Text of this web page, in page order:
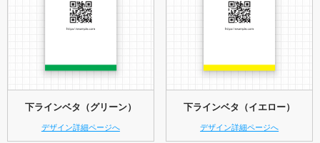
下ラインベタ（グリーン）
デザイン詳細ページへ
下ラインベタ（イエロー）
デザイン詳細ページへ